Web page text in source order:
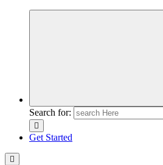
Search for:
Get Started